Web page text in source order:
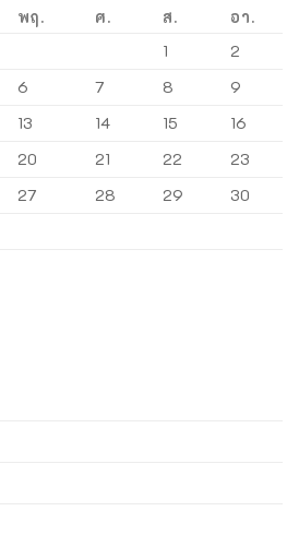
พฤ. ศ. ส.
อา.
1
2
6 7 8
9
13 14 15
16
20 21 22
23
27 28 29
30